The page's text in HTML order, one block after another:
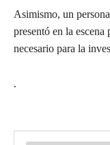
Asimismo, un
presentó en la
necesario para la
.